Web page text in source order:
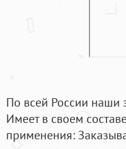
По всей России наши
Имеет в своем
применения: